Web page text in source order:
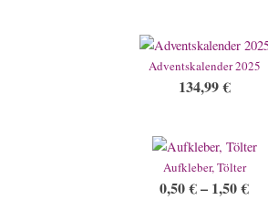
Adventskalender 2025
134,99€
Aufkleber, Tölter
0,50€– 1,50€